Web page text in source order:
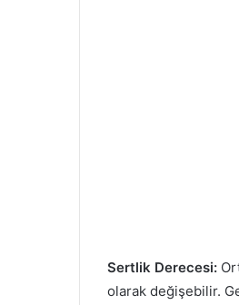
Sertlik Derecesi:
olarak değişebilir.